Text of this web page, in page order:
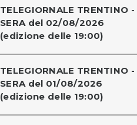
TELEGIORNALE TRENTINO -
SERA del 02/08/2026
(edizione delle 19:00)
TELEGIORNALE TRENTINO -
SERA del 01/08/2026
(edizione delle 19:00)